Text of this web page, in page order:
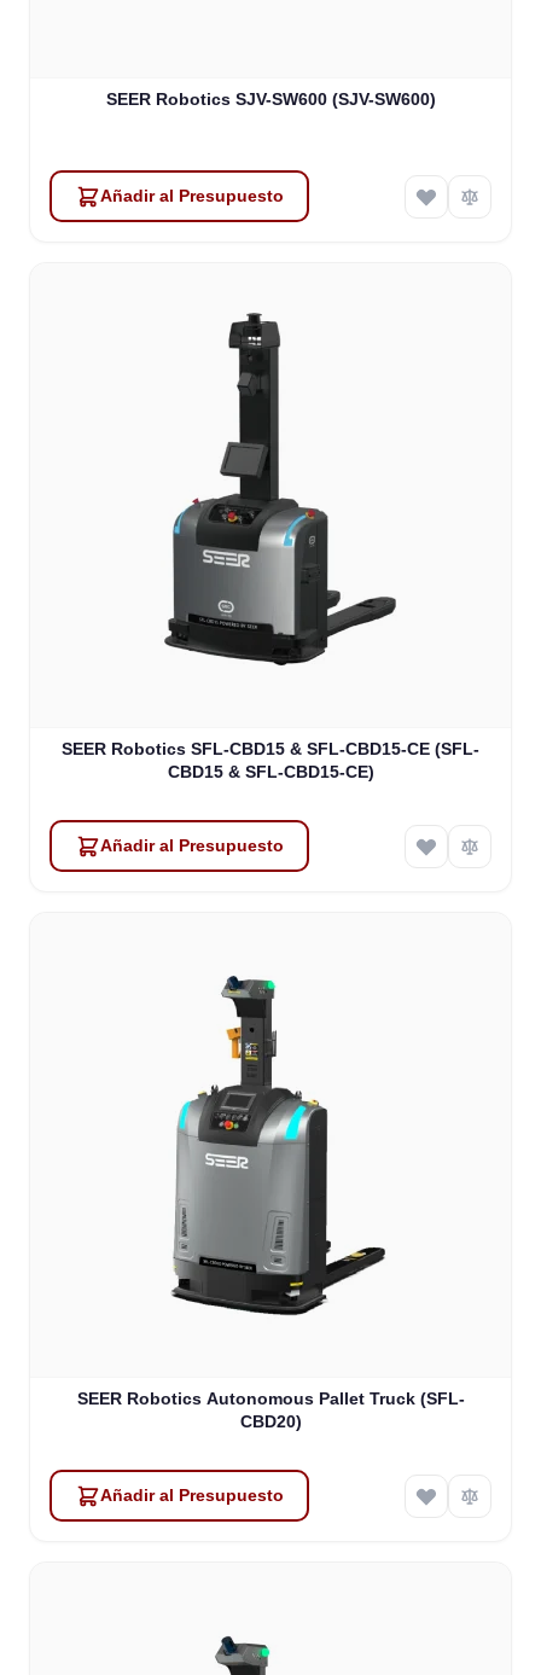
SEER Robotics SJV-SW600 (SJV-SW600)
Añadir al Presupuesto
SEER Robotics SFL-CBD15 & SFL-CBD15-CE (SFL-
CBD15 & SFL-CBD15-CE)
Añadir al Presupuesto
SEER Robotics Autonomous Pallet Truck (SFL-
CBD20)
Añadir al Presupuesto